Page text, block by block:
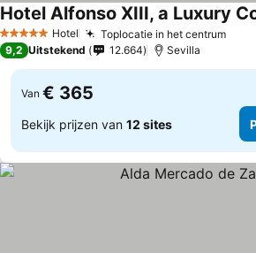
5 Sterren Hotel Toplocatie in het centrum
9,2 Uitstekend 12.664 Sevilla
Van € 365
Bekijk prijzen van 12 sites